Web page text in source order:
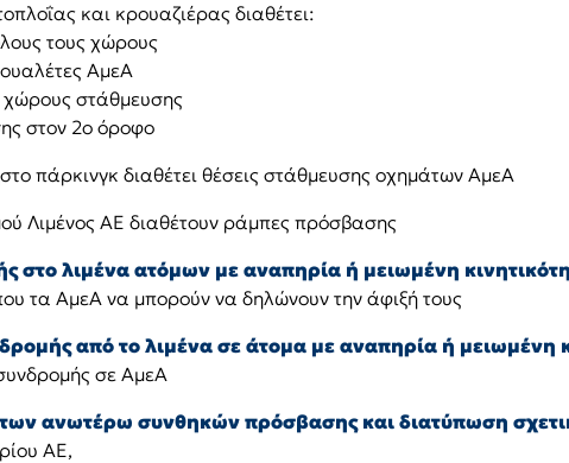
και κρουαζιέρας διαθέτει:
τους χώρους
ΑμεΑ
χώρους στάθμευσης
στον 2ο όροφο
πάρκινγκ διαθέτει θέσεις στάθμευσης οχημάτων ΑμεΑ
Λιμένος ΑΕ διαθέτουν ράμπες πρόσβασης
στο λιμένα ατόμων με αναπηρία ή μειωμένη
τα ΑμεΑ να μπορούν να δηλώνουν την άφιξή τους
από το λιμένα σε άτομα με αναπηρία ή μειωμένη
σε ΑμεΑ
ανωτέρω συνθηκών πρόσβασης και διατύπωση
ΑΕ,